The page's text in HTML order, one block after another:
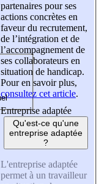
partenaires pour ses
actions concrètes en
faveur du recrutement,
de l’intégration et de
l’accompagnement de
ses collaborateurs en
situation de handicap.
Pour en savoir plus,
consultez cet article.
Entreprise adaptée
Qu'est-ce qu'une
entreprise adaptée
?
L'entreprise adaptée
permet à un travailleur